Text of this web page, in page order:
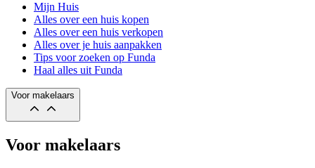
Mijn Huis
Alles over een huis kopen
Alles over een huis verkopen
Alles over je huis aanpakken
Tips voor zoeken op Funda
Haal alles uit Funda
Voor makelaars
Voor makelaars